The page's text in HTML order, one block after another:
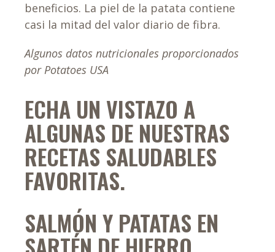
beneficios. La piel de la patata contiene
casi la mitad del valor diario de fibra.
Algunos datos nutricionales proporcionados
por Potatoes USA
ECHA UN VISTAZO A
ALGUNAS DE NUESTRAS
RECETAS SALUDABLES
FAVORITAS.
SALMÓN Y PATATAS EN